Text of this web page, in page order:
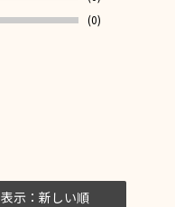
(0)
表示：新しい順